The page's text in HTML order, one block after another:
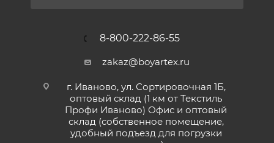
8-800-222-86-55
zakaz@boyartex.ru
г. Иваново, ул. Сортировочная 1Б,
оптовый склад (1 км от Текстиль
Профи Иваново) Офис и оптовый
склад (собственное помещение,
удобный подъезд для погрузки